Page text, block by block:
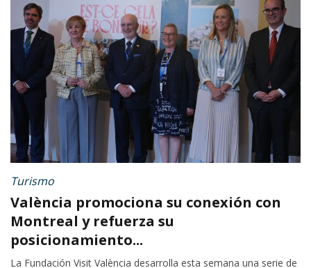
Turismo
València promociona su conexión con
Montreal y refuerza su
posicionamiento...
La Fundación Visit València desarrolla esta semana una serie de